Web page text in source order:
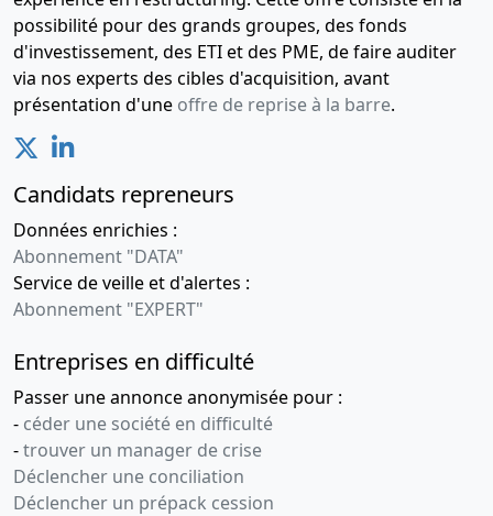
possibilité pour des grands groupes, des fonds
d'investissement, des ETI et des PME, de faire auditer
via nos experts des cibles d'acquisition, avant
présentation d'une offre de reprise à la barre.
Candidats repreneurs
Données enrichies :
Abonnement "DATA"
Service de veille et d'alertes :
Abonnement "EXPERT"
Entreprises en difficulté
Passer une annonce anonymisée pour :
- céder une société en difficulté
-trouver un manager de crise
Déclencher une conciliation
Déclencher un prépack cession